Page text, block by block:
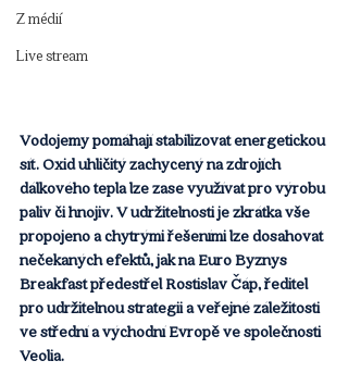
Z médií
Live stream
Vodojemy pomáhají stabilizovat energetickou
síť. Oxid uhličitý zachycený na zdrojích
dálkového tepla lze zase využívat pro výrobu
paliv či hnojiv. V udržitelnosti je zkrátka vše
propojeno a chytrými řešeními lze dosahovat
nečekaných efektů, jak na Euro Byznys
Breakfast předestřel Rostislav Čáp, ředitel
pro udržitelnou strategii a veřejné záležitosti
ve střední a východní Evropě ve společnosti
Veolia.